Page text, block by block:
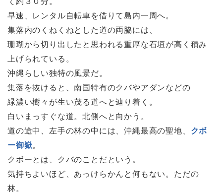
早速、レンタル自転車を借りて島内一周へ。
集落内のくねくねとした道の両脇には、
珊瑚から切り出したと思われる重厚な石垣が高く積み
上げられている。
沖縄らしい独特の風景だ。
集落を抜けると、南国特有のクバやアダンなどの
緑濃い樹々が生い茂る道へと辿り着く。
白いまっすぐな道。北側へと向かう。
道の途中、左手の林の中には、沖縄最高の聖地、 クボ
ー御嶽。
クボーとは、クバのことだという。
気持ちよいほど、あっけらかんと何もない。ただの
林。